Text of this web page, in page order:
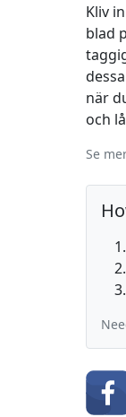
Kliv
blad
när
och
Se